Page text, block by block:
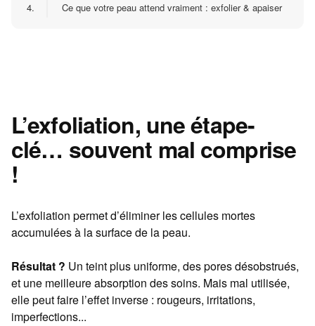
4.
Ce que votre peau attend vraiment : exfolier & apaiser
L’exfoliation, une étape-
clé… souvent mal comprise
!
L’exfoliation permet d’éliminer les cellules mortes
accumulées à la surface de la peau.
Résultat ? Un teint plus uniforme, des pores désobstrués,
et une meilleure absorption des soins. Mais mal utilisée,
elle peut faire l’effet inverse : rougeurs, irritations,
imperfections...